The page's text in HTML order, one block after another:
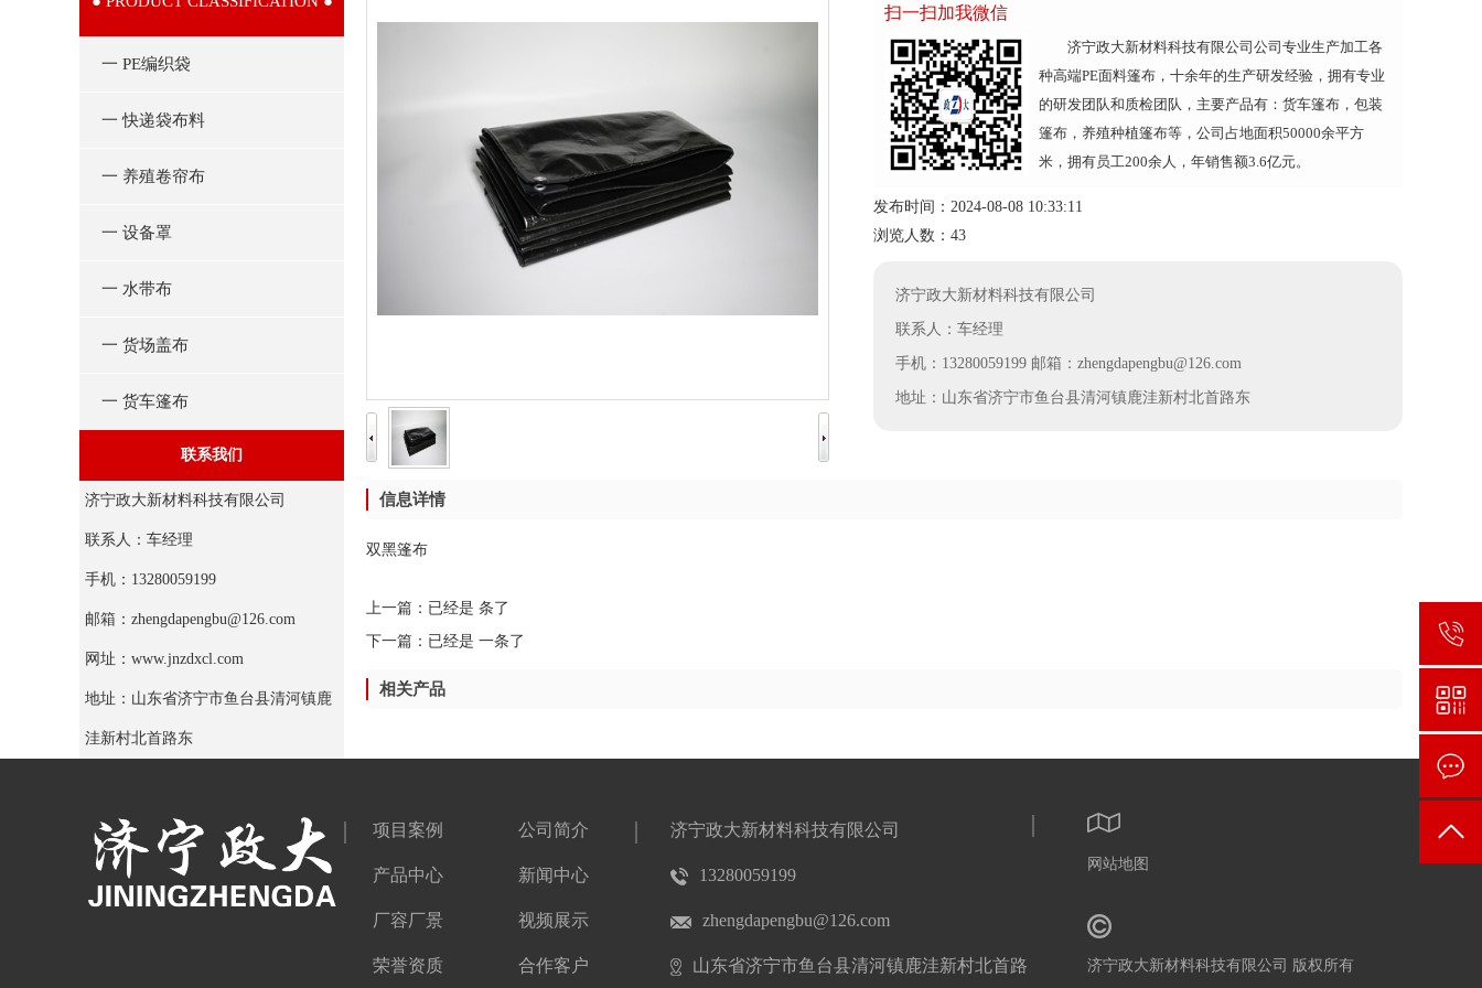
一 PE编织袋
一 快递袋布料
一 养殖卷帘布
一 设备罩
一 水带布
一 货场盖布
一 货车篷布
联系我们
济宁政大新材料科技有限公司
联系人：车经理
手机：13280059199
邮箱：zhengdapengbu@126.com
网址：www.jnzdxcl.com
地址：山东省济宁市鱼台县清河镇鹿
洼新村北首路东
扫一扫加我微信
济宁政大新材料科技有限公司公司专业生产加工各
种高端PE面料篷布，十余年的生产研发经验，拥有专业
的研发团队和质检团队，主要产品有：货车篷布，包装
篷布，养殖种植篷布等，公司占地面积50000余平方
米，拥有员工200余人，年销售额3.6亿元。
发布时间：2024-08-08 10:33:11
浏览人数：43
济宁政大新材料科技有限公司
联系人：车经理
手机：13280059199 邮箱：zhengdapengbu@126.com
地址：山东省济宁市鱼台县清河镇鹿洼新村北首路东
信息详情
双黑篷布
上一篇：已经是 条了
下一篇：已经是 一条了
相关产品
项目案例 公司简介
产品中心 新闻中心
厂容厂景 视频展示
荣誉资质 合作客户
济宁政大新材料科技有限公司
13280059199
zhengdapengbu@126.com
山东省济宁市鱼台县清河镇鹿洼新村北首路
网站地图
济宁政大新材料科技有限公司 版权所有